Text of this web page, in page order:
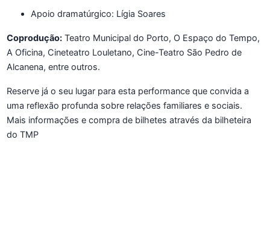
Apoio dramatúrgico: Lígia Soares
Coprodução: Teatro Municipal do Porto, O Espaço do Tempo,
A Oficina, Cineteatro Louletano, Cine-Teatro São Pedro de
Alcanena, entre outros.
Reserve já o seu lugar para esta performance que convida a
uma reflexão profunda sobre relações familiares e sociais.
Mais informações e compra de bilhetes através da bilheteira
do TMP